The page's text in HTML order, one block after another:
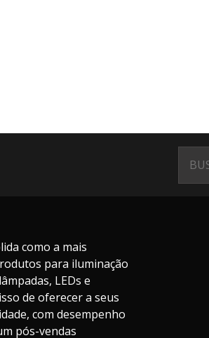
como a mais
para iluminação
LEDs e
de oferecer a seus
com desempenho
pós-vendas